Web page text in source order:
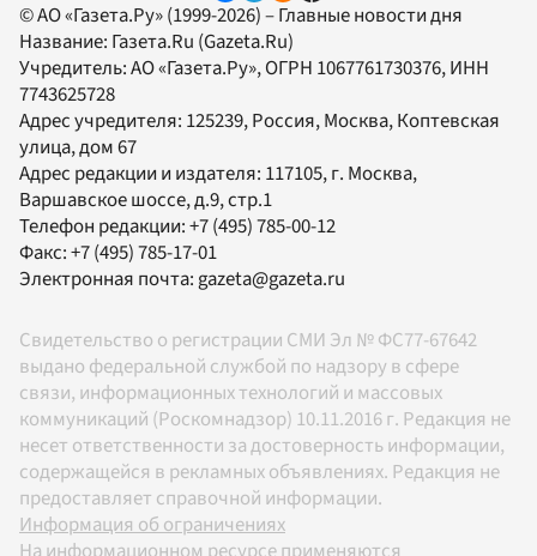
© АО «Газета.Ру» (1999-2026) – Главные новости дня
Название: Газета.Ru (Gazeta.Ru)
Учредитель:АО «Газета.Ру», ОГРН 1067761730376, ИНН
7743625728
Адрес учредителя: 125239, Россия, Москва, Коптевская
улица, дом 67
Адрес редакции и издателя: 117105, г. Москва,
Варшавское шоссе, д.9, стр.1
Телефон редакции:+7 (495) 785-00-12
Факс:+7 (495) 785-17-01
Электронная почта:gazeta@gazeta.ru
Свидетельство о регистрации СМИ Эл № ФС77-67642
выдано федеральной службой по надзору в сфере
связи, информационных технологий и массовых
коммуникаций (Роскомнадзор) 10.11.2016 г. Редакция не
несет ответственности за достоверность информации,
содержащейся в рекламных объявлениях. Редакция не
предоставляет справочной информации.
Информация об ограничениях